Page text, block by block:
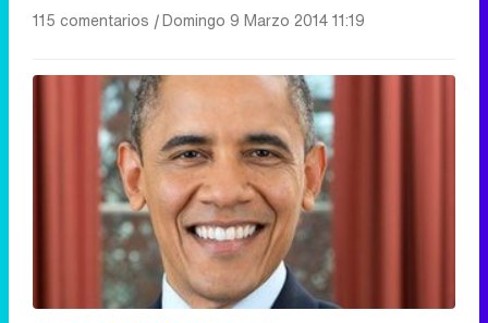
115 comentarios |Domingo 9 Marzo 2014 11:19